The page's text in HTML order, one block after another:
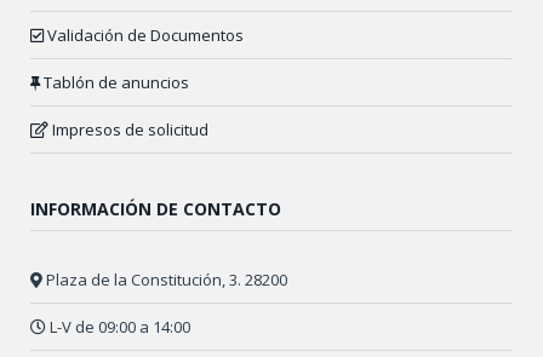
Validación de Documentos
Tablón de anuncios
Impresos de solicitud
INFORMACIÓN DE CONTACTO
Plaza de la Constitución, 3. 28200
L-V de 09:00 a 14:00